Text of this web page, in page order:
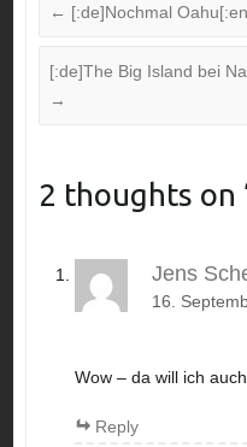
← [:de]Nochmal
[:de]The Big Island bei
→
2 thoughts on
Jens
16.
Wow – da will ich
Reply